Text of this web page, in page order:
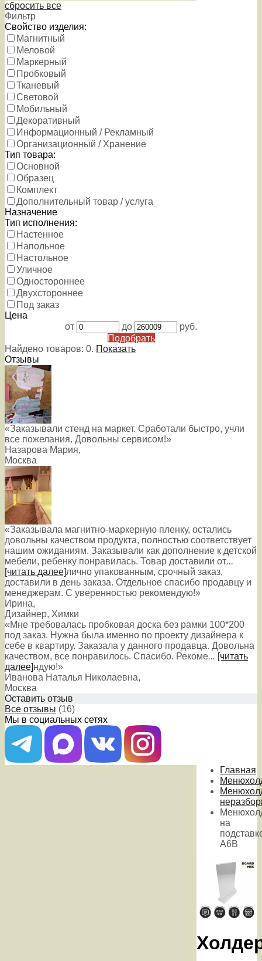
сбросить все
Фильтр
Свойство изделия:
Магнитный
Меловой
Маркерный
Пробковый
Тканевый
Световой
Мобильный
Декоративный
Информационный / Рекламный
Организационный / Хранение
Тип товара:
Основной
Образец
Комплект
Дополнительный товар / услуга
Назначение
Тип исполнения:
Настенное
Напольное
Настольное
Уличное
Одностороннее
Двухстороннее
Под заказ
Цена
от
до
руб.
Подобрать
Найдено товаров: 0. Показать
Отзывы
«Заказывали стенд на маркет. Сработали быстро, учли
все пожелания. Довольны сервисом!»
Назарова Мария,
Москва
«Заказывала магнитно-маркерную пленку, остались
довольны качеством продукта, полностью соответствует
нашим ожиданиям. Заказывали как дополнение к детской
мебели, ребенку понравилась. Товар доставили от...
[читать далее]лично упакованным, срочный заказ,
доставили в день заказа. Отдельное спасибо продавцу и
менеджерам. С уверенностью рекомендую!»
Ирина,
Дизайнер, Химки
«Мне требовалась пробковая доска без рамки 100*200
под заказ. Нужна была именно по проекту дизайнера к
себе в квартиру. Заказала у данного продавца. Довольна
качеством, все понравилось. Спасибо. Рекоме... [читать
далее]ндую!»
Иванова Наталья Николаевна,
Москва
Оставить отзыв
Все отзывы (16)
Мы в социальных сетях
Главная
на
А6В